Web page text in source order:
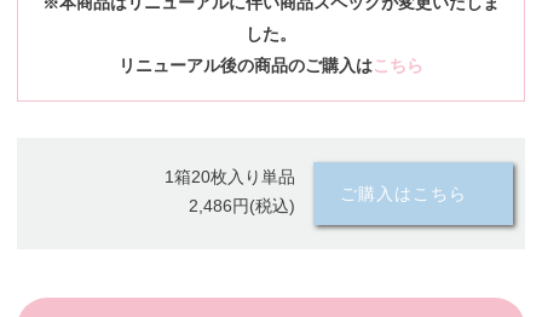
した。
リニューアル後の商品のご購入はこちら
1箱20枚入り単品
2,486円(税込)
ご購入はこちら